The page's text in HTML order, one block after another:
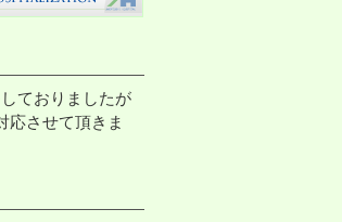
ておりましたが
応させて頂きま